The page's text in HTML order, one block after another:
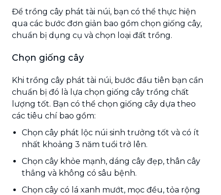
Để trồng cây phát tài núi, bạn có thể thực hiện
qua các bước đơn giản bao gồm chọn giống cây,
chuẩn bị dụng cụ và chọn loại đất trồng.
Chọn giống cây
Khi trồng cây phát tài núi, bước đầu tiên bạn cần
chuẩn bị đó là lựa chọn giống cây trồng chất
lượng tốt. Bạn có thể chọn giống cây dựa theo
các tiêu chí bao gồm:
Chọn cây phát lộc núi sinh trưởng tốt và có ít
nhất khoảng 3 năm tuổi trở lên.
Chọn cây khỏe mạnh, dáng cây đẹp, thân cây
thẳng và không có sâu bệnh.
Chọn cây có lá xanh mướt, mọc đều, tỏa rộng